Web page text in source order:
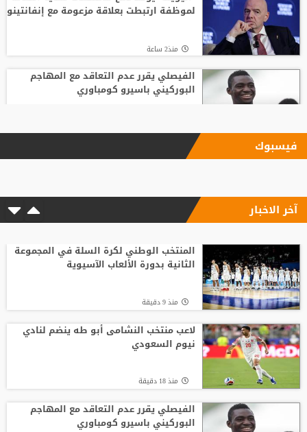
لموظفة ارتبطت بعلاقة مزعومة مع إنفانتينو
منذ2 ساعة
الفيصلي يقرر عدم التعاقد مع المهاجم
البوركيني باسيرو كومباوري
الاتحاد الإنجليزي يقر قواعد جديدة بعد
قبل بداية الموسم الجديد.. رونالدو يوجه
صدمة كبرى إلى جماهير النصر السعودي
تشيلسي يهزم ميلان بثلاثية نظيفة
فيسبوك
آخر الاخبار
المنتخب الوطني لكرة السلة في المجموعة
الثانية بدورة الألعاب الآسيوية
منذ 9 دقيقة
لاعب منتخب النشامى أبو طه ينضم لنادي
نيوم السعودي
منذ 18 دقيقة
الفيصلي يقرر عدم التعاقد مع المهاجم
البوركيني باسيرو كومباوري